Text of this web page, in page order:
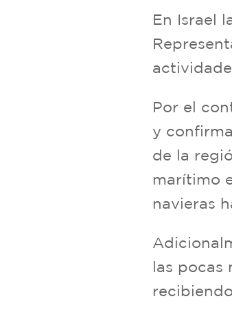
En Israel
Por el
y
de la
marítimo
navieras
las pocas